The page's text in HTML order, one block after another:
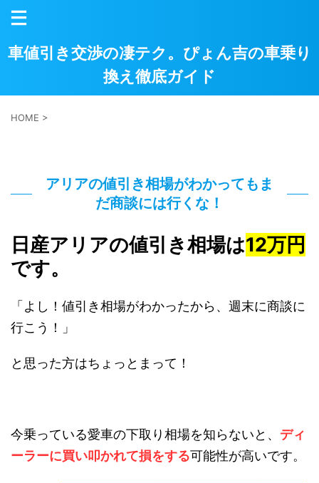
車値引き交渉の凄テク。ぴょん吉の車乗り
換え徹底ガイド
HOME >
アリアの値引き相場がわかってもま
だ商談には行くな！
日産アリアの値引き相場は12万円
です。
「よし！値引き相場がわかったから、週末に商談に
行こう！」
と思った方はちょっとまって！
今乗っている愛車の下取り相場を知らないと、 ディ
ーラーに買い叩かれて損をする可能性が高いです。